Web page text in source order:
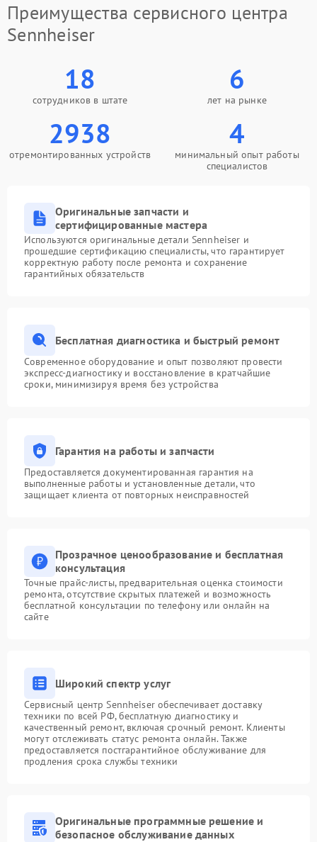
Преимущества сервисного центра
Sennheiser
18
сотрудников в штате
6
лет на рынке
2938
отремонтированных устройств
4
минимальный опыт работы
специалистов
Оригинальные запчасти и
сертифицированные мастера
Используются оригинальные детали Sennheiser и
прошедшие сертификацию специалисты, что гарантирует
корректную работу после ремонта и сохранение
гарантийных обязательств
Бесплатная диагностика и быстрый ремонт
Современное оборудование и опыт позволяют провести
экспресс-диагностику и восстановление в кратчайшие
сроки, минимизируя время без устройства
Гарантия на работы и запчасти
Предоставляется документированная гарантия на
выполненные работы и установленные детали, что
защищает клиента от повторных неисправностей
Прозрачное ценообразование и бесплатная
консультация
Точные прайс-листы, предварительная оценка стоимости
ремонта, отсутствие скрытых платежей и возможность
бесплатной консультации по телефону или онлайн на
сайте
Широкий спектр услуг
Сервисный центр Sennheiser обеспечивает доставку
техники по всей РФ, бесплатную диагностику и
качественный ремонт, включая срочный ремонт. Клиенты
могут отслеживать статус ремонта онлайн. Также
предоставляется постгарантийное обслуживание для
продления срока службы техники
Оригинальные программные решение и
безопасное обслуживание данных